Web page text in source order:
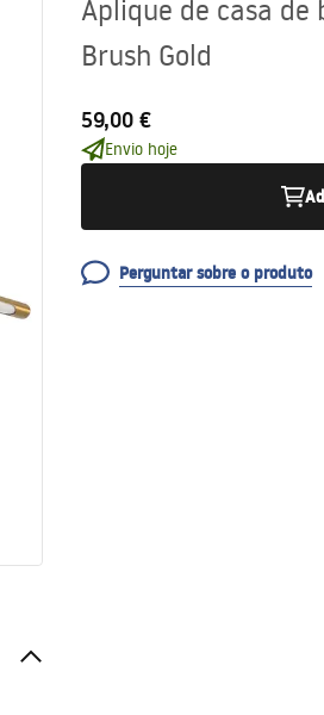
Aplique de casa de
Brush Gold
59,00 €
Envio hoje
Perguntar sobre o produto